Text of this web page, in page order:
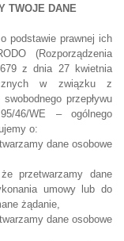
TWOJE DANE
podstawie prawnej ich
(Rozporządzenia
z dnia 27 kwietnia
w związku z
przepływu
46/WE – ogólnego
o:
dane osobowe
przetwarzamy dane
umowy lub do
żądanie,
dane osobowe